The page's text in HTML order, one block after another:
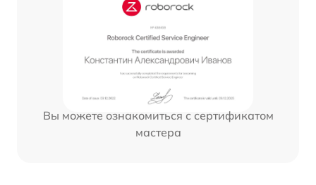
Вы можете ознакомиться с сертификатом
мастера